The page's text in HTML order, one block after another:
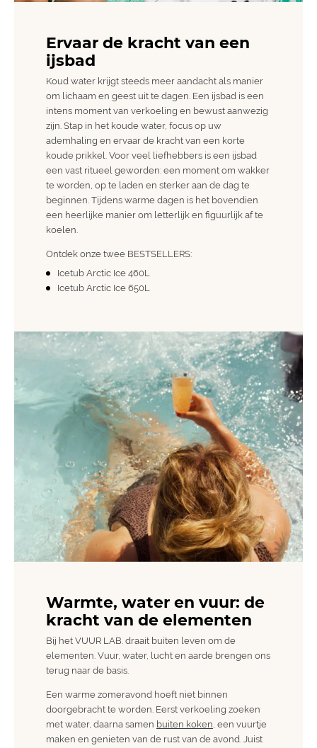
Ervaar de kracht van een
ijsbad
Koud water krijgt steeds meer aandacht als manier
om lichaam en geest uit te dagen. Een ijsbad is een
intens moment van verkoeling en bewust aanwezig
zijn. Stap in het koude water, focus op uw
ademhaling en ervaar de kracht van een korte
koude prikkel. Voor veel liefhebbers is een ijsbad
een vast ritueel geworden: een moment om wakker
te worden, op te laden en sterker aan de dag te
beginnen. Tijdens warme dagen is het bovendien
een heerlijke manier om letterlijk en figuurlijk af te
koelen.
Ontdek onze twee BESTSELLERS:
Icetub Arctic Ice 460L
Icetub Arctic Ice 650L
Warmte, water en vuur: de
kracht van de elementen
Bij het VUUR LAB. draait buiten leven om de
elementen. Vuur, water, lucht en aarde brengen ons
terug naar de basis.
Een warme zomeravond hoeft niet binnen
doorgebracht te worden. Eerst verkoeling zoeken
met water, daarna samen buiten koken, een vuurtje
maken en genieten van de rust van de avond. Juist